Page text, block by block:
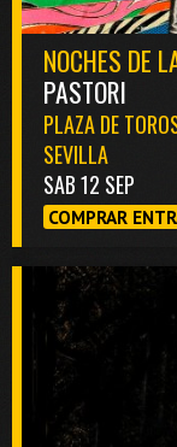
NOCHES DE
PASTORI
PLAZA DE
SEVILLA
SAB 12 SEP
COMPRAR